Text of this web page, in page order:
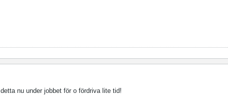
nu under jobbet för o fördriva lite tid!